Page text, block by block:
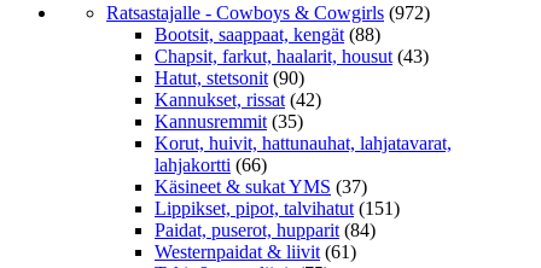
Ratsastajalle - Cowboys & Cowgirls (972)
Bootsit, saappaat, kengät (88)
Chapsit, farkut, haalarit, housut (43)
Hatut, stetsonit (90)
Kannukset, rissat (42)
Kannusremmit (35)
Korut, huivit, hattunauhat, lahjatavarat,
lahjakortti (66)
Käsineet & sukat YMS (37)
Lippikset, pipot, talvihatut (151)
Paidat, puserot, hupparit (84)
Westernpaidat & liivit (61)